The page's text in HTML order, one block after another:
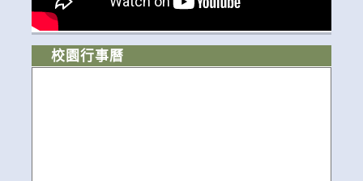
校園行事曆